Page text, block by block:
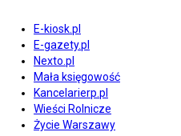
E-kiosk.pl
E-gazety.pl
Nexto.pl
Mała księgowość
Kancelarierp.pl
Wieści Rolnicze
Życie Warszawy